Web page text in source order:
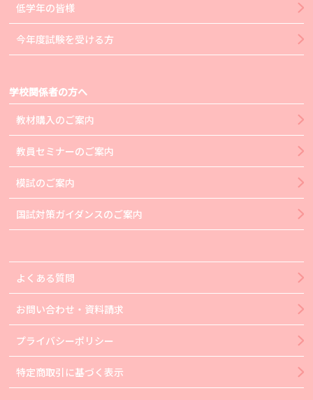
低学年の皆様
今年度試験を受ける方
学校関係者の方へ
教材購入のご案内
教員セミナーのご案内
模試のご案内
国試対策ガイダンスのご案内
よくある質問
お問い合わせ・資料請求
プライバシーポリシー
特定商取引に基づく表示